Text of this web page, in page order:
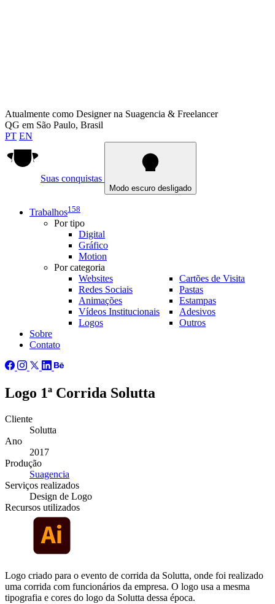
Atualmente como Designer na Suagencia & Freelancer
QG em São Paulo, Brasil
PT EN
Suas conquistas
Modo escuro desligado
Trabalhos158
Por tipo
Digital
Gráfico
Motion
Por categoria
Websites
Redes Sociais
Animações
Vídeos Institucionais
Logos
Cartões de Visita
Pastas
Estampas
Adesivos
Outros
Sobre
Contato
Logo 1ª Corrida Solutta
Cliente
Solutta
Ano
2017
Produção
Suagencia
Serviços realizados
Design de Logo
Recursos utilizados
Logo criado para o evento de corrida da Solutta, onde foi realizado
uma corrida com funcionários da empresa. O logo usa a mesma
tipografia e cores do logo da Solutta dessa época.